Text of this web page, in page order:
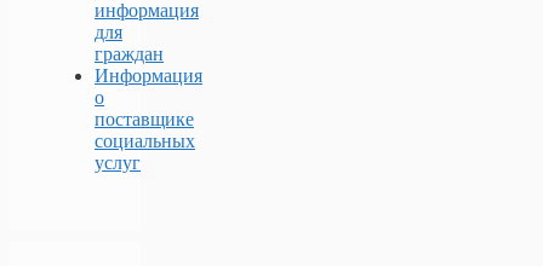
информация
для
граждан
Информация
о
поставщике
социальных
услуг